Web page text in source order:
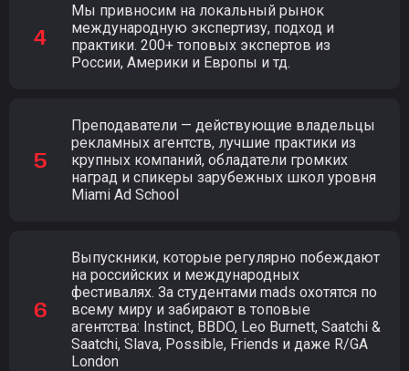
Мы привносим на локальный рынок
международную экспертизу, подход и
практики. 200+ топовых экспертов из
России, Америки и Европы и тд.
Преподаватели — действующие владельцы
рекламных агентств, лучшие практики из
крупных компаний, обладатели громких
наград и спикеры зарубежных школ уровня
Miami Ad School
Выпускники, которые регулярно побеждают
на российских и международных
фестивалях. За студентами mads охотятся по
всему миру и забирают в топовые
агентства: Instinct, BBDO, Leo Burnett, Saatchi &
Saatchi, Slava, Possible, Friends и даже R/GA
London